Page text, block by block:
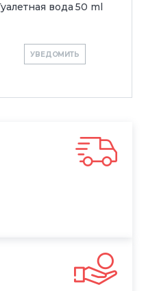
вода 50 ml
УВЕДОМИТЬ